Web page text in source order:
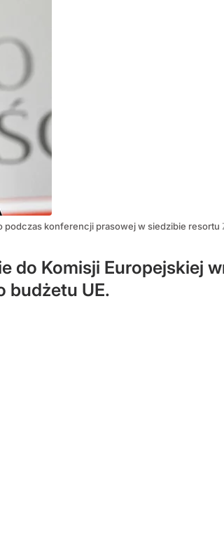
konferencji prasowej w siedzibie resortu
do Komisji Europejskiej
budżetu UE.